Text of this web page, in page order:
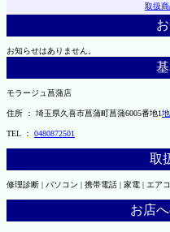
取扱
お知らせはありません。
モラージュ菖蒲店
住所 ： 埼玉県久喜市菖蒲町菖蒲6005番地1
TEL ： 0480872501
取
修理診断 | パソコン | 携帯電話 | 家電 | エア
お店